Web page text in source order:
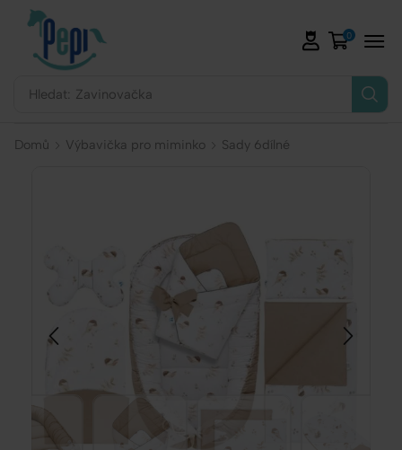
Hledat: Zavinovačka
0
Domů Výbavička pro miminko Sady 6dílné